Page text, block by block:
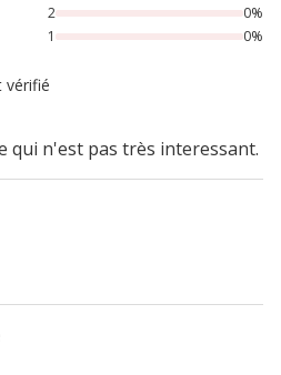
2
0%
1
0%
vérifié
qui n'est pas très interessant.